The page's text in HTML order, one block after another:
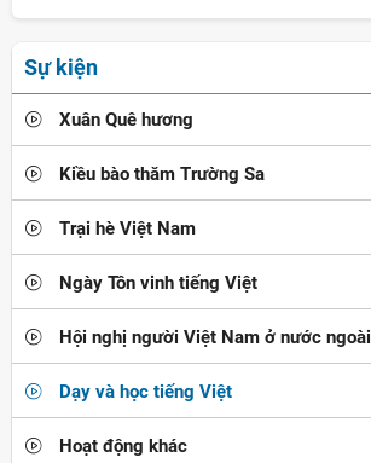
Sự kiện
Xuân Quê hương
Kiều bào thăm Trường Sa
Trại hè Việt Nam
Ngày Tôn vinh tiếng Việt
Hội nghị người Việt Nam ở nước ngoài
Dạy và học tiếng Việt
Hoạt động khác